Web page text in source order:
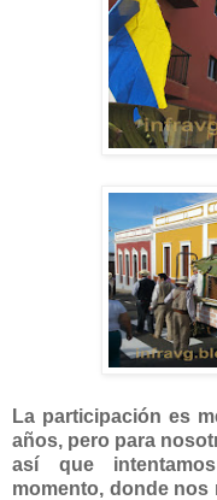
La participación es
años, pero para
así que
momento, donde nos